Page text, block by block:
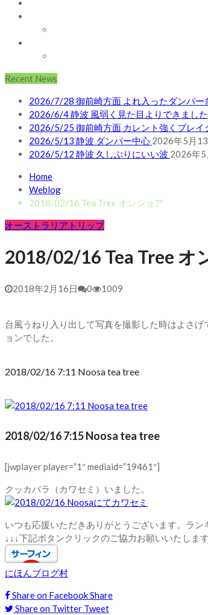
Recent News
2026/7/28 御前崎方面 よれ入ったダンパー
2026/6/4 静波 風弱く見た目よりできました
2026/5/25 御前崎方面 カレント強くブレイ
2026/5/13 静波 ダンパー中心 2026年5月
2026/5/12 静波 久しぶりにいい波 2026年5
Home
Weblog
2018/02/16 Tea Tree オンショア
オーストラリアトリップ
2018/02/16 Tea Tree オ
2018年2月16日 0 1009
台風うねり入り出して写真を撮影した時はよさ
ョンでした。
2018/02/16 7:11 Noosa tea tree
2018/02/16 7:15 Noosa tea tree
[jwplayer player=”1″ mediaid=”19461″]
クッカバラ（カワセミ）いました。
いつも応援いただきありがとうございます。ラ
↓↓↓下記ボタンクリックのご協力お願いいたします
にほんブログ村
Share on FacebookShare
Share on Twitter Tweet